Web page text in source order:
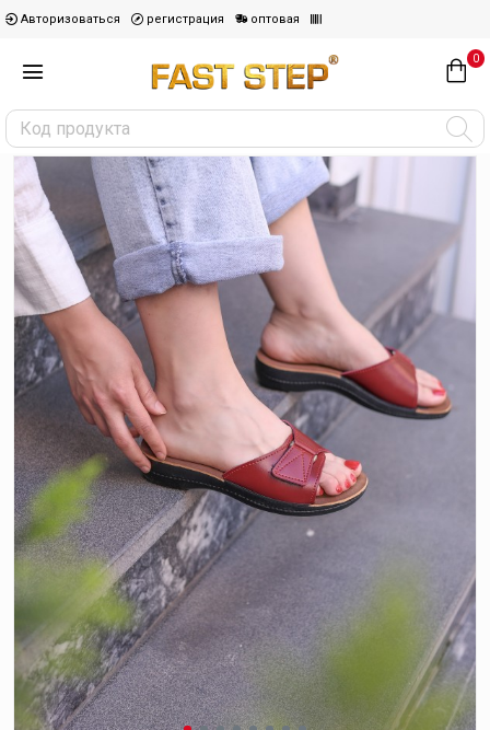
Авторизоваться регистрация оптовая
0